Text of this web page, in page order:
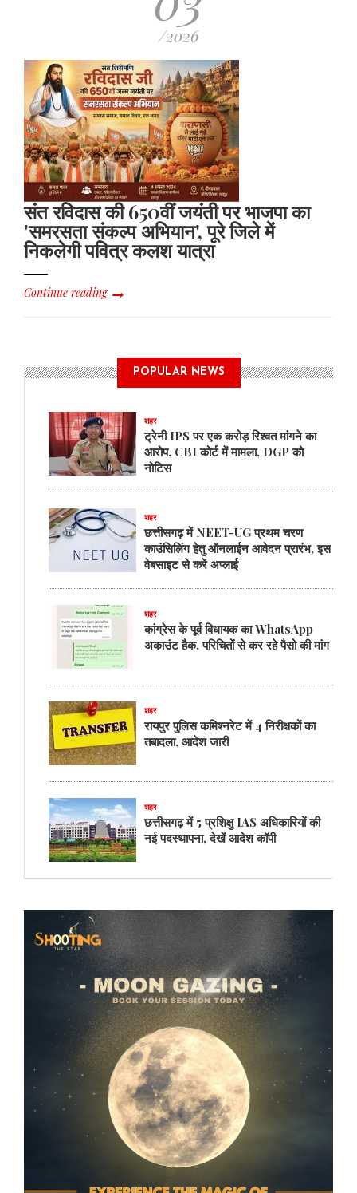
/2026
संत रविदास की 650वीं जयंती पर भाजपा का
'समरसता संकल्प अभियान', पूरे जिले में
निकलेगी पवित्र कलश यात्रा
Continue reading
POPULAR NEWS
शहर
ट्रेनी IPS पर एक करोड़ रिश्वत मांगने का
आरोप, CBI कोर्ट में मामला, DGP को
नोटिस
शहर
छत्तीसगढ़ में NEET-UG प्रथम चरण
काउंसिलिंग हेतु ऑनलाईन आवेदन प्रारंभ, इस
वेबसाइट से करें अप्लाई
शहर
कांग्रेस के पूर्व विधायक का WhatsApp
अकाउंट हैक, परिचितों से कर रहे पैसो की मांग
शहर
रायपुर पुलिस कमिश्नरेट में 4 निरीक्षकों का
तबादला, आदेश जारी
शहर
छत्तीसगढ़ में 5 प्रशिक्षु IAS अधिकारियों की
नई पदस्थापना, देखें आदेश कॉपी